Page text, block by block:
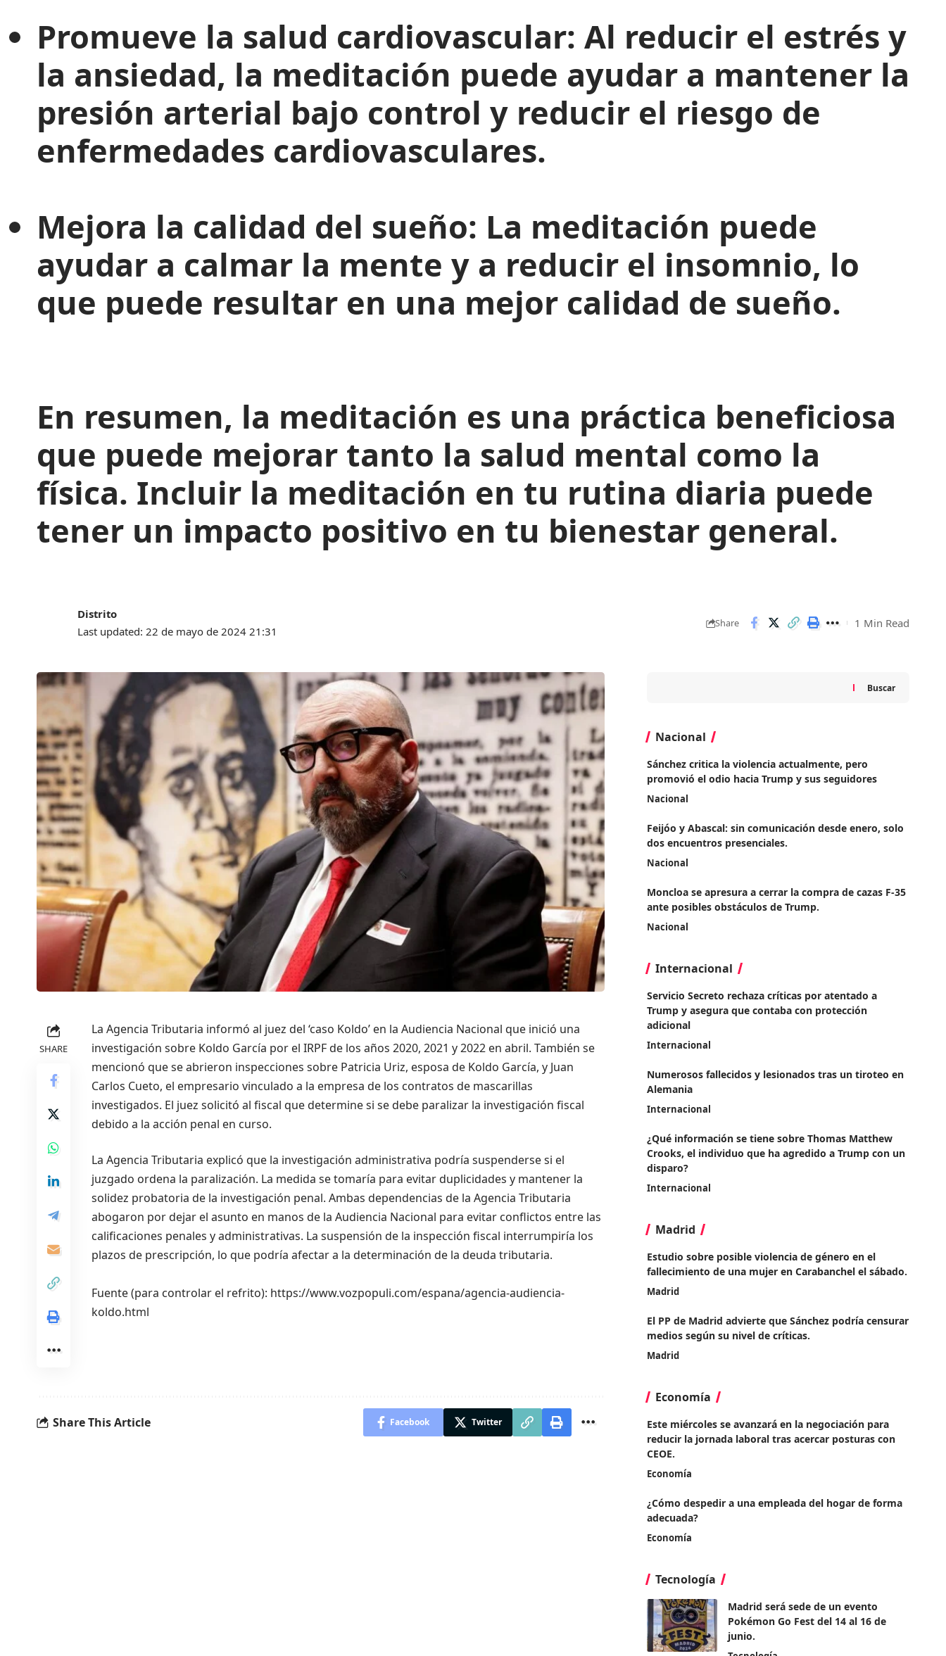
Promueve la salud cardiovascular: Al reducir el estrés y
la ansiedad, la meditación puede ayudar a mantener la
presión arterial bajo control y reducir el riesgo de
enfermedades cardiovasculares.
Mejora la calidad del sueño: La meditación puede
ayudar a calmar la mente y a reducir el insomnio, lo
que puede resultar en una mejor calidad de sueño.
En resumen, la meditación es una práctica beneficiosa
que puede mejorar tanto la salud mental como la
física. Incluir la meditación en tu rutina diaria puede
tener un impacto positivo en tu bienestar general.
Last updated: 22 de mayo de 2024 21:31
Distrito
Share 1 Min Read
SHARE
La Agencia Tributaria informó al juez del ‘caso Koldo’ en la Audiencia Nacional que inició una
investigación sobre Koldo García por el IRPF de los años 2020, 2021 y 2022 en abril. También se
mencionó que se abrieron inspecciones sobre Patricia Uriz, esposa de Koldo García, y Juan
Carlos Cueto, el empresario vinculado a la empresa de los contratos de mascarillas
investigados. El juez solicitó al fiscal que determine si se debe paralizar la investigación fiscal
debido a la acción penal en curso.
La Agencia Tributaria explicó que la investigación administrativa podría suspenderse si el
juzgado ordena la paralización. La medida se tomaría para evitar duplicidades y mantener la
solidez probatoria de la investigación penal. Ambas dependencias de la Agencia Tributaria
abogaron por dejar el asunto en manos de la Audiencia Nacional para evitar conflictos entre las
calificaciones penales y administrativas. La suspensión de la inspección fiscal interrumpiría los
plazos de prescripción, lo que podría afectar a la determinación de la deuda tributaria.
Fuente (para controlar el refrito): https://www.vozpopuli.com/espana/agencia-audiencia-
koldo.html
Share This Article Facebook Twitter
Buscar
Nacional
Sánchez critica la violencia actualmente, pero
promovió el odio hacia Trump y sus seguidores
Nacional
Feijóo y Abascal: sin comunicación desde enero, solo
dos encuentros presenciales.
Nacional
Moncloa se apresura a cerrar la compra de cazas F-35
ante posibles obstáculos de Trump.
Nacional
Internacional
Servicio Secreto rechaza críticas por atentado a
Trump y asegura que contaba con protección
adicional
Internacional
Numerosos fallecidos y lesionados tras un tiroteo en
Alemania
Internacional
¿Qué información se tiene sobre Thomas Matthew
Crooks, el individuo que ha agredido a Trump con un
disparo?
Internacional
Madrid
Estudio sobre posible violencia de género en el
fallecimiento de una mujer en Carabanchel el sábado.
Madrid
El PP de Madrid advierte que Sánchez podría censurar
medios según su nivel de críticas.
Madrid
Economía
Este miércoles se avanzará en la negociación para
reducir la jornada laboral tras acercar posturas con
CEOE.
Economía
¿Cómo despedir a una empleada del hogar de forma
adecuada?
Economía
Tecnología
Madrid será sede de un evento
Pokémon Go Fest del 14 al 16 de
junio.